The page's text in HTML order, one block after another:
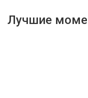
Лучшие